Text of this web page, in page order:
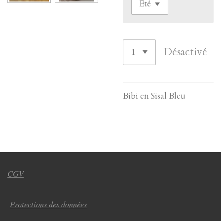
Désactivé
Bibi en Sisal Bleu
CGV
Protections des données